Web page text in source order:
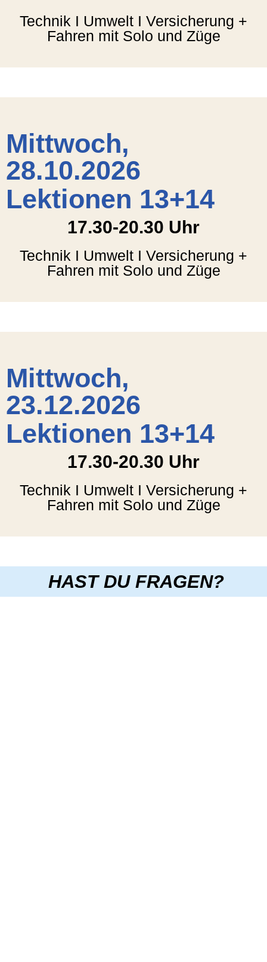
Technik I Umwelt I Versicherung +
Fahren mit Solo und Züge
Mittwoch,
28.10.2026
Lektionen 13+14
17.30-20.30 Uhr
Technik I Umwelt I Versicherung +
Fahren mit Solo und Züge
Mittwoch,
23.12.2026
Lektionen 13+14
17.30-20.30 Uhr
Technik I Umwelt I Versicherung +
Fahren mit Solo und Züge
HAST DU FRAGEN?